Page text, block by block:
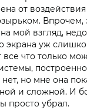
от
Впрочем,
мой взгляд,
экрана уж
что только
но мне она
и сложной. И
просто убрал.